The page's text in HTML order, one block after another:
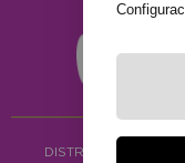
DISTRIBUCIÓN